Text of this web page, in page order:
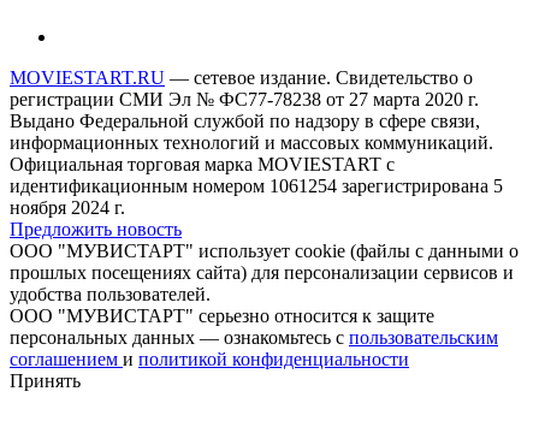
MOVIESTART.RU — сетевое издание. Свидетельство о
регистрации СМИ Эл № ФС77-78238 от 27 марта 2020 г.
Выдано Федеральной службой по надзору в сфере связи,
информационных технологий и массовых коммуникаций.
Официальная торговая марка MOVIESTART с
идентификационным номером 1061254 зарегистрирована 5
ноября 2024 г.
Предложить новость
ООО "МУВИСТАРТ" использует cookie (файлы с данными о
прошлых посещениях сайта) для персонализации сервисов и
удобства пользователей.
ООО "МУВИСТАРТ" серьезно относится к защите
персональных данных — ознакомьтесь с пользовательским
соглашением и политикой конфиденциальности
Принять